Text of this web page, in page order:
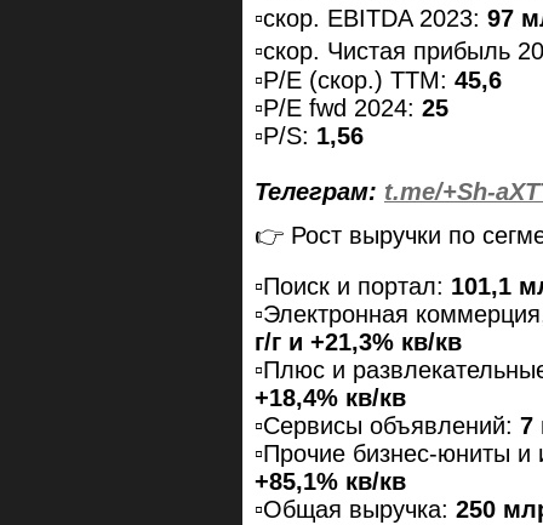
▫️скор. EBITDA 2023: 97
▫️скор. Чистая прибыль
▫️P/E (скор.) TTM: 45,6
▫️P/E fwd 2024: 25
▫️P/S: 1,56
Телеграм: t.me/+Sh-
👉 Рост выручки по
▫️Поиск и портал: 101,1
▫️Электронная
г/г и +21,3% кв/кв
▫️Плюс и
+18,4% кв/кв
▫️Сервисы объявлений: 7
▫️Прочие бизнес-юниты
+85,1% кв/кв
▫️Общая выручка: 250